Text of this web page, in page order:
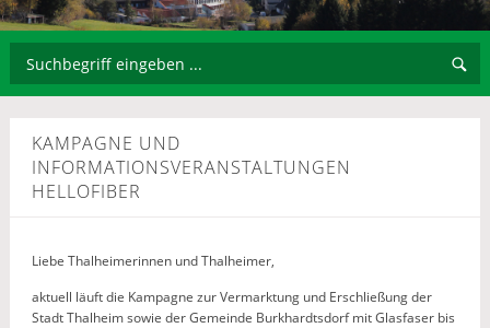
KAMPAGNE UND
INFORMATIONSVERANSTALTUNGEN
HELLOFIBER
Liebe Thalheimerinnen und Thalheimer,
aktuell läuft die Kampagne zur Vermarktung und Erschließung der
Stadt Thalheim sowie der Gemeinde Burkhardtsdorf mit Glasfaser bis